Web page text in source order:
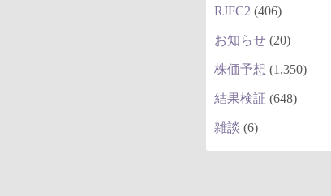
RJFC2 (406)
お知らせ (20)
株価予想 (1,350)
結果検証 (648)
雑談 (6)